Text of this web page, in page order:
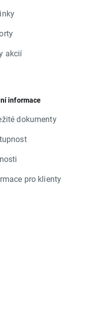
akcií
informace
dokumenty
pro klienty